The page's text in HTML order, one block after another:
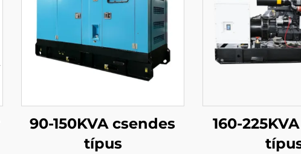
90-150KVA csendes
típus
160-